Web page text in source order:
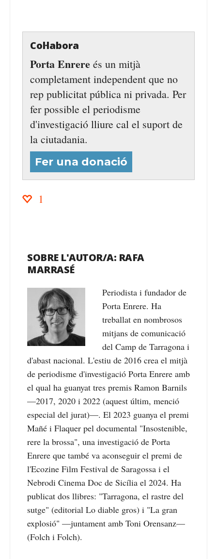
Col·labora
Porta Enrere és un mitjà
completament independent que no
rep publicitat pública ni privada. Per
fer possible el periodisme
d'investigació lliure cal el suport de
la ciutadania.
Fer una donació
1
SOBRE L'AUTOR/A: RAFA
MARRASÉ
Periodista i fundador de
Porta Enrere. Ha
treballat en nombrosos
mitjans de comunicació
del Camp de Tarragona i
d'abast nacional. L'estiu de 2016 crea el mitjà
de periodisme d'investigació Porta Enrere amb
el qual ha guanyat tres premis Ramon Barnils
—2017, 2020 i 2022 (aquest últim, menció
especial del jurat)—. El 2023 guanya el premi
Mañé i Flaquer pel documental "Insostenible,
rere la brossa", una investigació de Porta
Enrere que també va aconseguir el premi de
l'Ecozine Film Festival de Saragossa i el
Nebrodi Cinema Doc de Sicília el 2024. Ha
publicat dos llibres: "Tarragona, el rastre del
sutge" (editorial Lo diable gros) i "La gran
explosió" —juntament amb Toni Orensanz—
(Folch i Folch).